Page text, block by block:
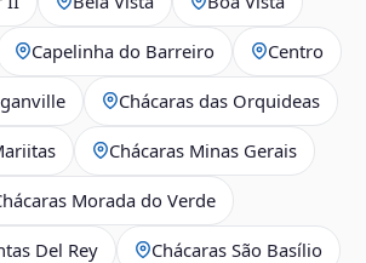
Capelinha do Barreiro Centro
Chácaras das Orquideas
Chácaras Minas Gerais
Morada do Verde
Del Rey Chácaras São Basílio